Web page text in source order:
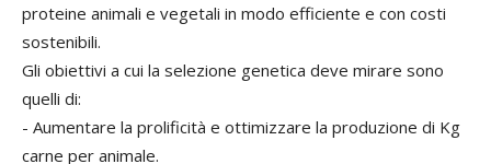
proteine animali e vegetali in modo efficiente e con costi
sostenibili.
Gli obiettivi a cui la selezione genetica deve mirare sono
quelli di:
- Aumentare la prolificità e ottimizzare la produzione di Kg
carne per animale.